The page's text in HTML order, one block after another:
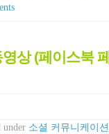
상 (페이스북
under 소셜 커뮤니케이